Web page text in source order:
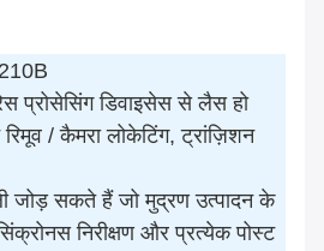
प्रोसेसिंग डिवाइसेस से लैस हो
/ कैमरा लोकेटिंग, ट्रांज़िशन
जोड़ सकते हैं जो मुद्रण उत्पादन के
निरीक्षण और प्रत्येक पोस्ट